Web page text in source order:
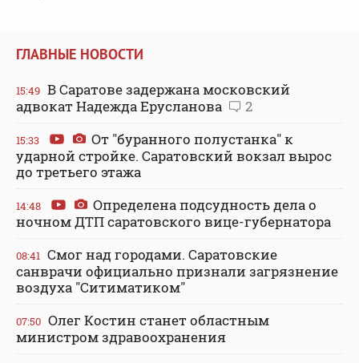
ГЛАВНЫЕ НОВОСТИ
15:49 В Саратове задержана московский
адвокат Надежда Ерусланова
2
15:33
От "буранного полустанка" к
ударной стройке. Саратовский вокзал вырос
до третьего этажа
14:48
Определена подсудность дела о
ночном ДТП саратовского вице-губернатора
08:41 Смог над городами. Саратовские
санврачи официально признали загрязнение
воздуха "Ситиматиком"
07:50 Олег Костин станет областным
министром здравоохранения